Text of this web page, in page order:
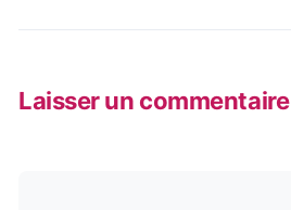
Laisser un commentaire